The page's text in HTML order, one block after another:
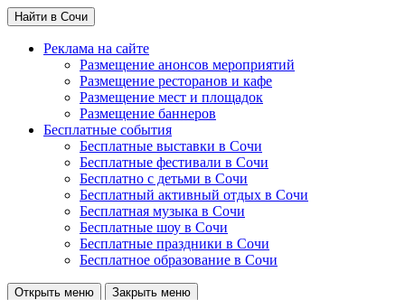
Найти в Сочи
Реклама на сайте
Размещение анонсов мероприятий
Размещение ресторанов и кафе
Размещение мест и площадок
Размещение баннеров
Бесплатные события
Бесплатные выставки в Сочи
Бесплатные фестивали в Сочи
Бесплатно с детьми в Сочи
Бесплатный активный отдых в Сочи
Бесплатная музыка в Сочи
Бесплатные шоу в Сочи
Бесплатные праздники в Сочи
Бесплатное образование в Сочи
Открыть меню Закрыть меню